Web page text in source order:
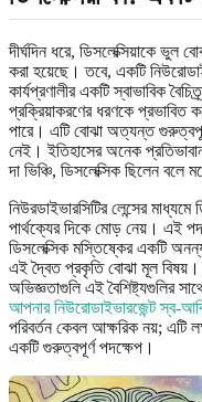
দীর্ঘদিন ধরে, ডিসলেক্সিয়াকে ভুল
করা হয়েছে। তবে, একটি
কার্যপ্রণালীর একটি স্বাভাবিক
প্রক্রিয়াকরণের ধরণকে প্রভাবিত
পারে। এটি বোঝা অত্যন্ত
নেই। ইতিহাসের অনেক
দা ভিঞ্চি, ডিসলেক্সিক ছিলেন বলে
নিউরডাইভারসিটির লেন্সের
পার্থক্যের দিকে মোড় নেয়। এই
ডিসলেক্সিক মস্তিষ্কের একটি
এই দ্বৈত প্রকৃতি বোঝা মূল
অভিজ্ঞতাগুলি এই বৈশিষ্ট্যগুলির
আপনার নিউরোডাইভারজেন্ট স্ব-
পরিবর্তন কেবল আক্ষরিক নয়; এটি
একটি গুরুত্বপূর্ণ পদক্ষেপ।